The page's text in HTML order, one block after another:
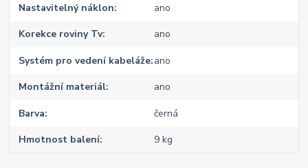
Nastavitelný náklon ano
Korekce roviny Tv ano
Systém pro vedení kabeláže ano
Montážní materiál ano
Barva černá
Hmotnost balení 9 kg